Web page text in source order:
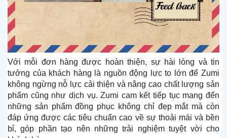
Với mỗi đơn hàng được hoàn thiện, sự hài lòng và tin
tưởng của khách hàng là nguồn động lực to lớn để Zumi
không ngừng nỗ lực cải thiện và nâng cao chất lượng sản
phẩm cũng như dịch vụ. Zumi cam kết tiếp tục mang đến
những sản phẩm đồng phục không chỉ đẹp mắt mà còn
đáp ứng được các tiêu chuẩn cao về sự thoải mái và bền
bỉ, góp phần tạo nên những trải nghiệm tuyệt vời cho